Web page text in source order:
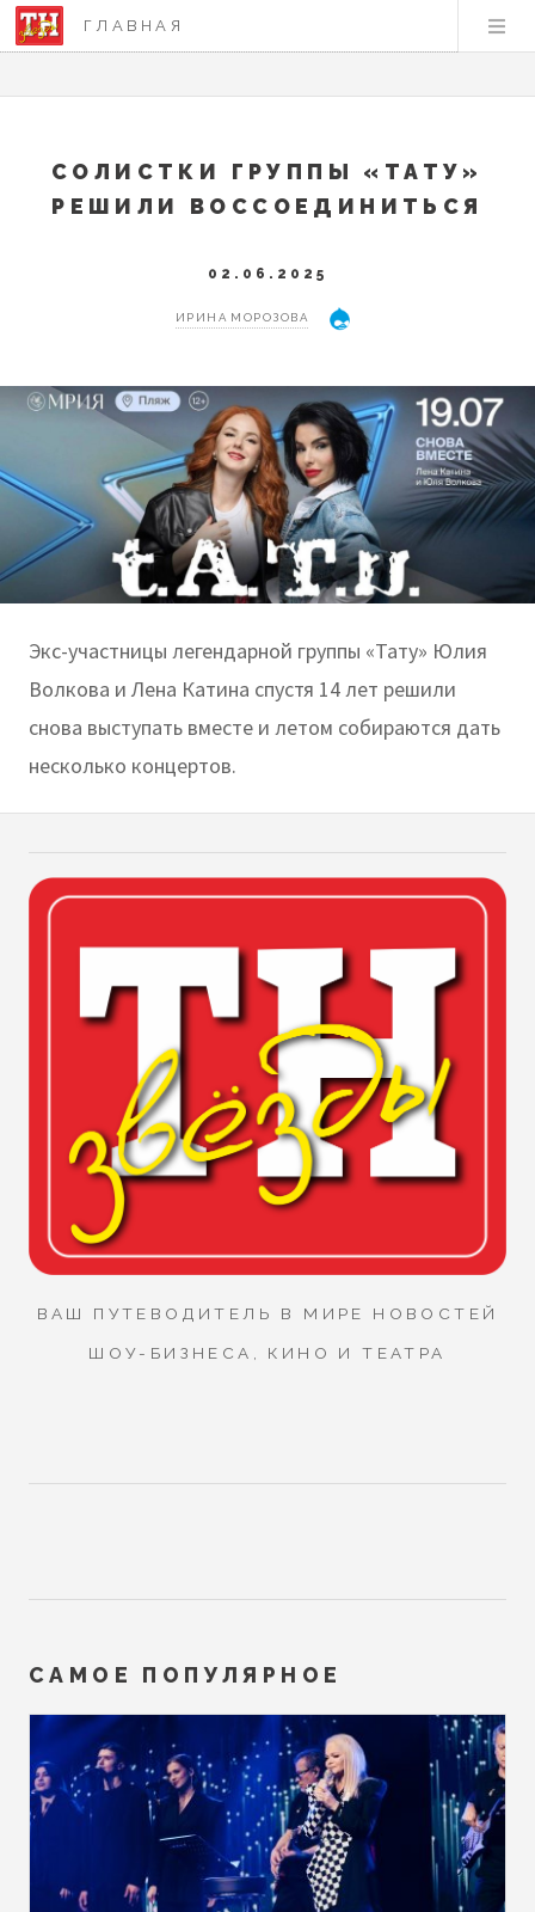
ГЛАВНАЯ
СОЛИСТКИ ГРУППЫ «ТАТУ»
РЕШИЛИ ВОССОЕДИНИТЬСЯ
02.06.2025
ИРИНА МОРОЗОВА
Экс-участницы легендарной группы «Тату» Юлия
Волкова и Лена Катина спустя 14 лет решили
снова выступать вместе и летом собираются дать
несколько концертов.
ВАШ ПУТЕВОДИТЕЛЬ В МИРЕ НОВОСТЕЙ
ШОУ-БИЗНЕСА, КИНО И ТЕАТРА
САМОЕ ПОПУЛЯРНОЕ